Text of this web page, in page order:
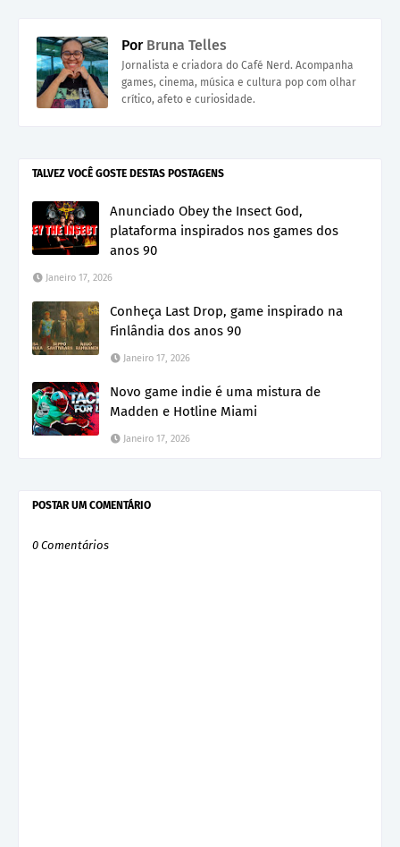
PorBruna Telles
Jornalista e criadora do Café Nerd. Acompanha
games, cinema, música e cultura pop com olhar
crítico, afeto e curiosidade.
TALVEZ VOCÊ GOSTE DESTAS POSTAGENS
Anunciado Obey the Insect God,
plataforma inspirados nos games dos
anos 90
Janeiro 17, 2026
Conheça Last Drop, game inspirado na
Finlândia dos anos 90
Janeiro 17, 2026
Novo game indie é uma mistura de
Madden e Hotline Miami
Janeiro 17, 2026
POSTAR UM COMENTÁRIO
0 Comentários